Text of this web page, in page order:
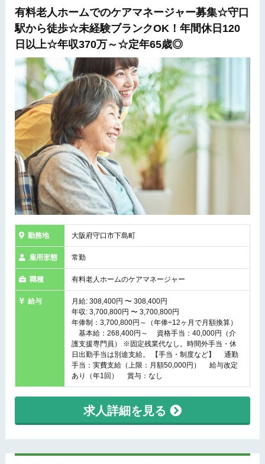
有料老人ホームでのケアマネージャー募集☆守口
駅から徒歩☆未経験ブランクOK！年間休日120
日以上☆年収370万～☆定年65歳◎
勤務地 大阪府守口市下島町
雇用形態 常勤
職種 有料老人ホームのケアマネージャー
給与
月給: 308,400円 〜 308,400円
年収: 3,700,800円 〜 3,700,800円
年俸制：3,700,800円～（年俸÷12ヶ月で月額換算）
基本給：268,400円～ 資格手当：40,000円（介
護支援専門員） ※固定残業代なし。時間外手当・休
日出勤手当は別途支給。 【手当・制度など】 通勤
手当：実費支給（上限：月額50,000円） 給与改定
あり（年1回） 賞与：なし
求人詳細を見る